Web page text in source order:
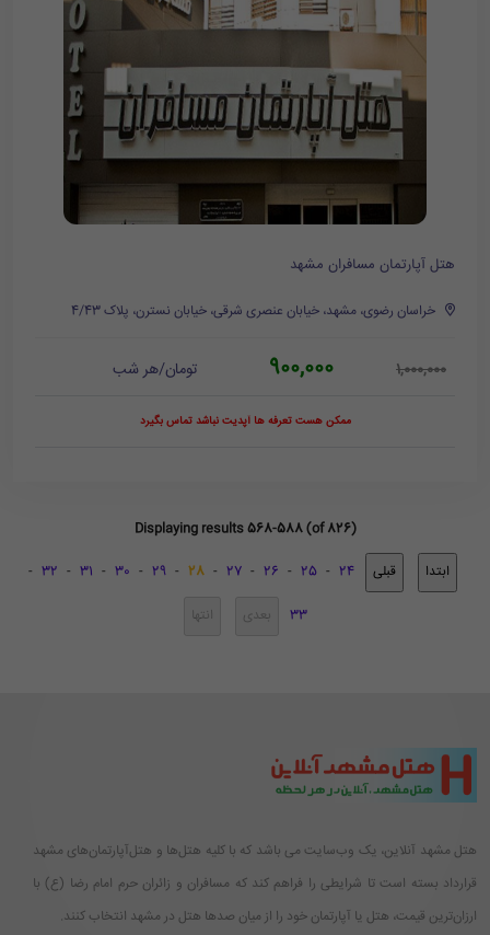
هتل آپارتمان مسافران مشهد
خراسان رضوی، مشهد، خیابان عنصری شرقی، خیابان نسترن، پلاک 4/43
1,000,000
900,000 تومان/هر شب
ممکن هست تعرفه ها آپدیت نباشد تماس بگیرد
Displaying results 568-588 (of 826)
24
-
25
-
26
-
27
-
28
-
29
-
30
-
31
-
32
-
33
هتل مشهد آنلاین، یک وب‌سایت می باشد که با کلیه هتل‌ها و هتل‌آپارتمان‌های مشهد
قرارداد بسته است تا شرایطی را فراهم کند که مسافران و زائران حرم امام رضا (ع) با
ارزان‌ترین قیمت، هتل یا آپارتمان خود را از میان صدها هتل در مشهد انتخاب کنند.